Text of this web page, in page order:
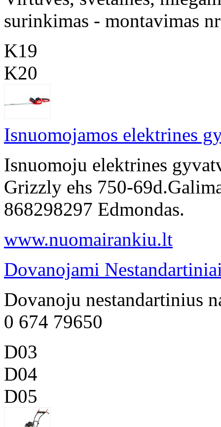
surinkimas - montavimas
K19
K20
Isnuomojamos elektrines
Isnuomoju elektrines
Grizzly ehs 750-
868298297 Edmondas.
www.nuomairankiu.lt
Dovanojami
Dovanoju nestandartinius
0 674 79650
D03
D04
D05